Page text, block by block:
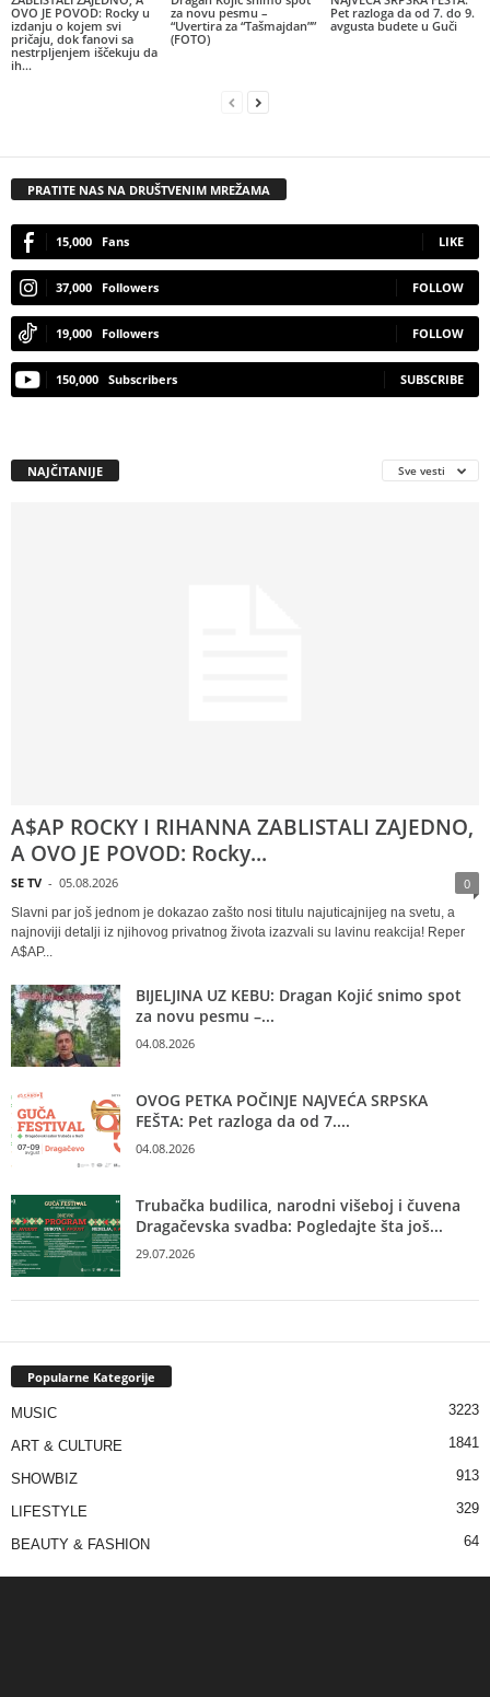
OVO JE POVOD: Rocky u
izdanju o kojem svi
pričaju, dok fanovi sa
nestrpljenjem iščekuju da
ih...
za novu pesmu –
“Uvertira za “Tašmajdan””
(FOTO)
Pet razloga da od 7. do 9.
avgusta budete u Guči
PRATITE NAS NA DRUŠTVENIM MREŽAMA
15,000 Fans LIKE
37,000 Followers FOLLOW
19,000 Followers FOLLOW
150,000 Subscribers SUBSCRIBE
NAJČITANIJE Sve vesti
A$AP ROCKY I RIHANNA ZABLISTALI ZAJEDNO,
A OVO JE POVOD: Rocky...
SE TV - 05.08.2026 0
Slavni par još jednom je dokazao zašto nosi titulu najuticajnijeg na svetu, a
najnoviji detalji iz njihovog privatnog života izazvali su lavinu reakcija! Reper
A$AP...
BIJELJINA UZ KEBU: Dragan Kojić snimo spot
za novu pesmu –...
04.08.2026
OVOG PETKA POČINJE NAJVEĆA SRPSKA
FEŠTA: Pet razloga da od 7....
04.08.2026
Trubačka budilica, narodni višeboj i čuvena
Dragačevska svadba: Pogledajte šta još...
29.07.2026
Popularne Kategorije
MUSIC 3223
ART & CULTURE 1841
SHOWBIZ 913
LIFESTYLE 329
BEAUTY & FASHION 64